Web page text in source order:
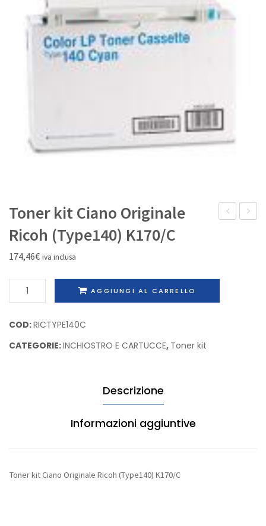
IL MIO ACCOUNT
FA84X
Toner kit Ciano Originale
Ricoh (Type140) K170/C
174,46€ iva inclusa
Toner
kit
Originale
Ricoh
AGGIUNGI AL CARRELLO
COD:RICTYPE140C
CATEGORIE:INCHIOSTRO E CARTUCCE, Toner kit
Descrizione
Informazioni aggiuntive
Toner kit Ciano Originale Ricoh (Type140) K170/C